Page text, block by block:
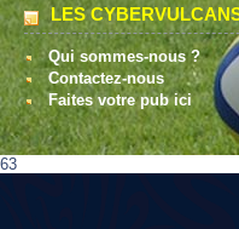
LES
Qui sommes-nous ?
Contactez-nous
Faites votre pub ici
63